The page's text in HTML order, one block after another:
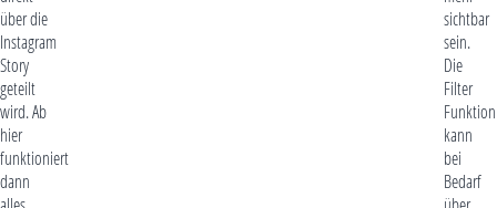
über die
Instagram
Story
geteilt
wird. Ab
hier
funktioniert
dann
sichtbar
sein.
Die
Filter
Funktion
kann
bei
Bedarf